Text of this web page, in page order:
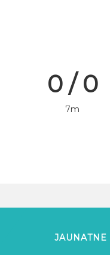
0 / 0
7m
JAUNATNE